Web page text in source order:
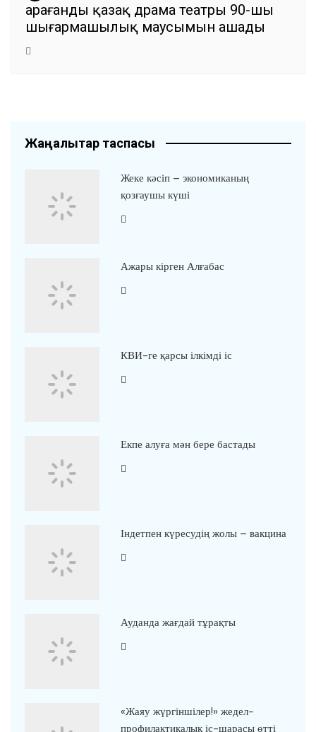
Қарағанды қазақ драма театры 90-шы
шығармашылық маусымын ашады
Жаңалықтар таспасы
Жеке кәсіп – экономиканың
қозғаушы күші
Ажары кірген Алғабас
КВИ-ге қарсы ілкімді іс
Екпе алуға мән бере бастады
Індетпен күресудің жолы – вакцина
Ауданда жағдай тұрақты
«Жаяу жүргіншілер!» жедел-
профилактикалық іс-шарасы өтті